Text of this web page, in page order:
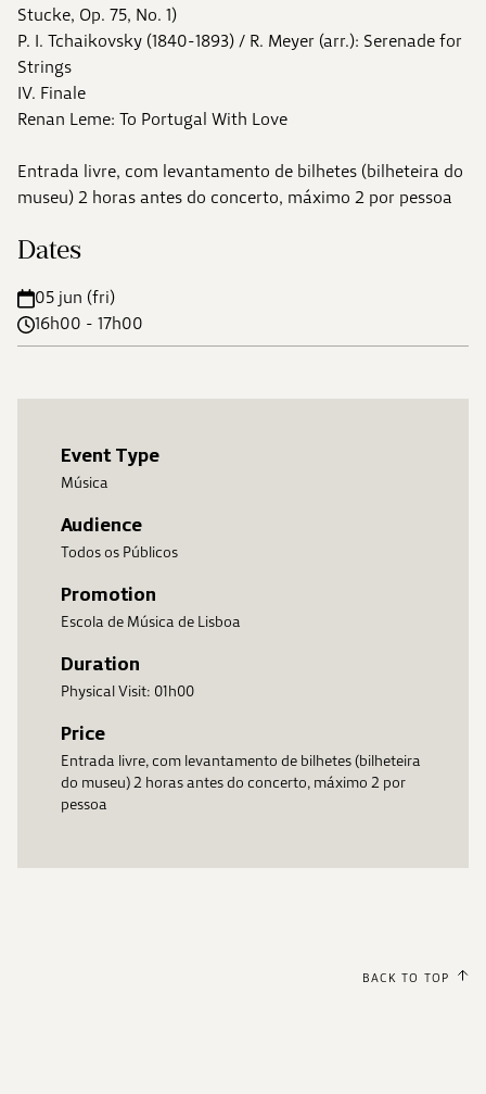
Stucke, Op. 75, No. 1)
P. I. Tchaikovsky (1840-1893) / R. Meyer (arr.): Serenade for
Strings
IV. Finale
Renan Leme: To Portugal With Love
Entrada livre, com levantamento de bilhetes (bilheteira do
museu) 2 horas antes do concerto, máximo 2 por pessoa
Dates
05 jun (fri)
16h00 - 17h00
Event Type
Música
Audience
Todos os Públicos
Promotion
Escola de Música de Lisboa
Duration
Physical Visit: 01h00
Price
Entrada livre, com levantamento de bilhetes (bilheteira
do museu) 2 horas antes do concerto, máximo 2 por
pessoa
BACK TO TOP